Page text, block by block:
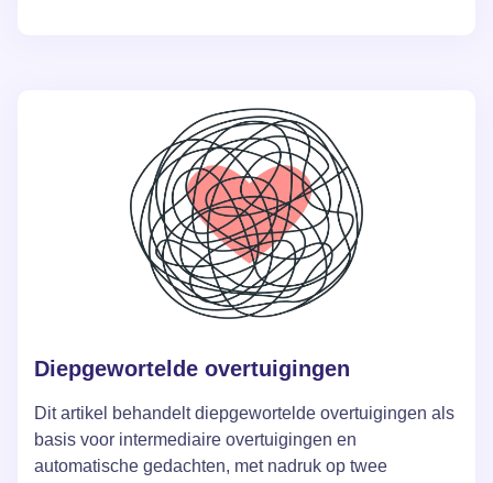
Uiteindelijk realiseert Olga zich haar onveranderlijke
persoonlijke waarde en het belang van kleine
overwinningen, wat haar helpt haar zelfvertrouwen te
herstellen en haar emotionele toestand te verbeteren,
ondanks fysieke pijn.
Diepgewortelde overtuigingen
Dit artikel behandelt diepgewortelde overtuigingen als
basis voor intermediaire overtuigingen en
automatische gedachten, met nadruk op twee